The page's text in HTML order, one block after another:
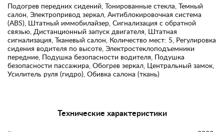
Подогрев передних сидений, Тонированные стекла, Темный
салон, Электропривод зеркал, Антиблокировочная система
(ABS), Штатный иммобилайзер, Сигнализация с обратной
связью, Дистанционный запуск двигателя, Штатная
сигнализация, Тканевый салон, Количество мест: 5, Регулировка
сидения водителя по высоте, Электростеклоподъемники
передние, Подушка безопасности водителя, Подушка
безопасности пассажира, Обогрев зеркал, Центральный замок,
Усилитель руля (гидро), Обивка салона (ткань)
Технические характеристики